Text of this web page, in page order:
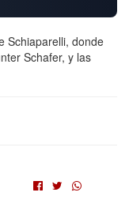
Schiaparelli, donde
Schafer, y las